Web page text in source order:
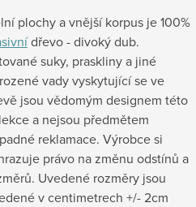
plochy a vnější korpus je 100%
dřevo - divoký dub.
suky, praskliny a jiné
vady vyskytující se ve
jsou vědomým designem této
a nejsou předmětem
reklamace. Výrobce si
právo na změnu odstínů a
Uvedené rozměry jsou
v centimetrech +/- 2cm